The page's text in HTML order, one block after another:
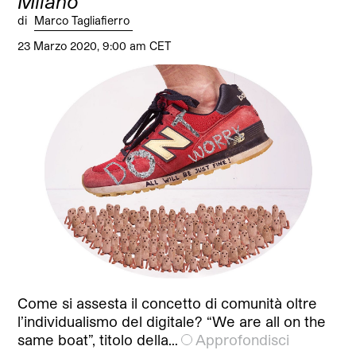
di Marco Tagliafierro
23 Marzo 2020, 9:00 am CET
Come si assesta il concetto di comunità oltre
l’individualismo del digitale? “We are all on the
same boat”, titolo della…
Approfondisci